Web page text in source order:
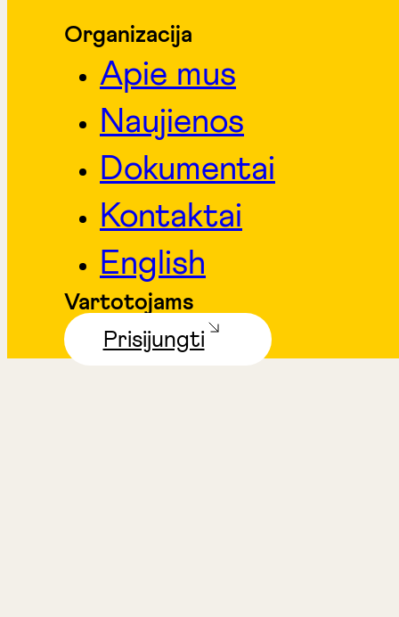
Organizacija
Apie mus
Naujienos
Dokumentai
Kontaktai
English
Vartotojams
Prisijungti